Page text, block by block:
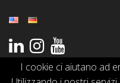
e
a
I cookie ci aiutano ad